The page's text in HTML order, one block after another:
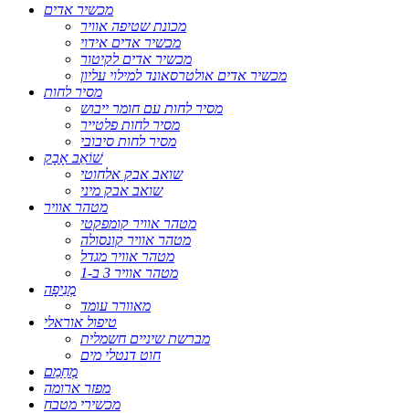
מכשיר אדים
מכונת שטיפה אוויר
מכשיר אדים אידוי
מכשיר אדים לקיטור
מכשיר אדים אולטרסאונד למילוי עליון
מסיר לחות
מסיר לחות עם חומר ייבוש
מסיר לחות פלטייר
מסיר לחות סיבובי
שׁוֹאֵב אָבָק
שואב אבק אלחוטי
שואב אבק מיני
מטהר אוויר
מטהר אוויר קומפקטי
מטהר אוויר קונסולה
מטהר אוויר מגדל
מטהר אוויר 3 ב-1
מְנִיפָה
מאוורר עומד
טיפול אוראלי
מברשת שיניים חשמלית
חוט דנטלי מים
מְחַמֵם
מפזר ארומה
מכשירי מטבח